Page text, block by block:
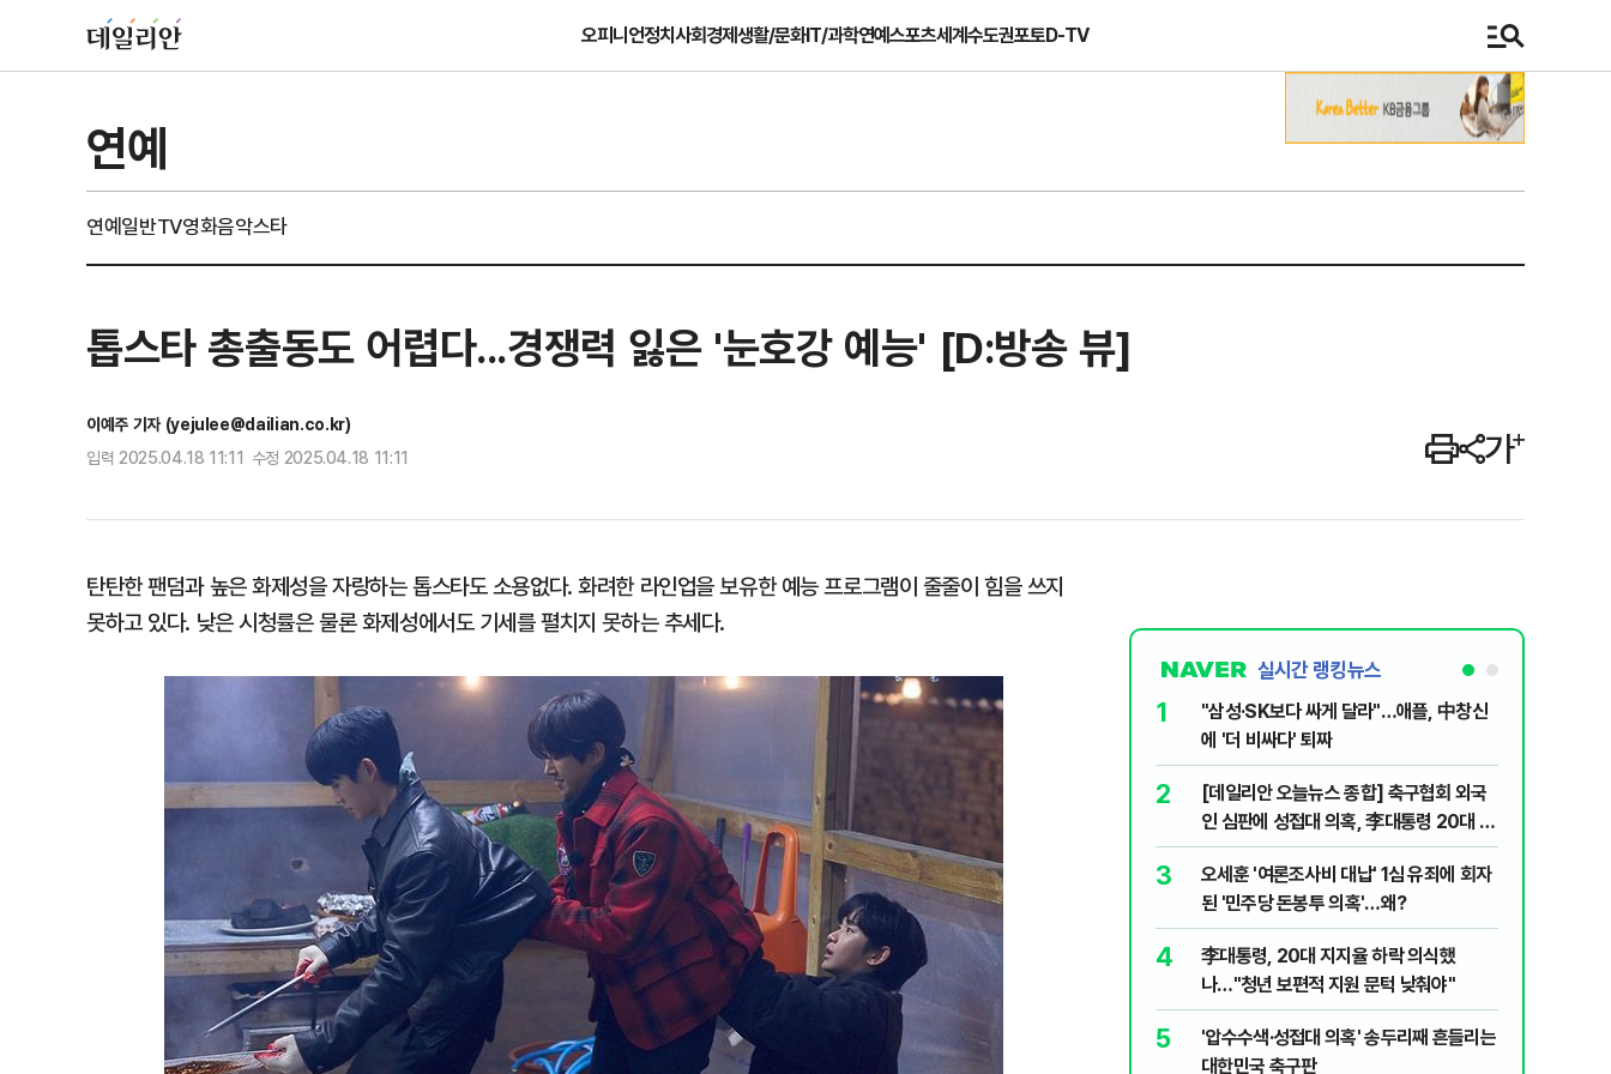
오피니언정치사회경제생활/문화IT/과학연예스포츠세계수도권포토D-TV
연예
연예일반TV영화음악스타
톱스타 총출동도 어렵다...경쟁력 잃은 '눈호강 예능' [D:방송 뷰]
이예주 기자 (yejulee@dailian.co.kr)
입력 2025.04.18 11:11 수정 2025.04.18 11:11
탄탄한 팬덤과 높은 화제성을 자랑하는 톱스타도 소용없다. 화려한 라인업을 보유한 예능 프로그램이 줄줄이 힘을 쓰지
못하고 있다. 낮은 시청률은 물론 화제성에서도 기세를 펼치지 못하는 추세다.
실시간 랭킹뉴스
1
"삼성·SK보다 싸게 달라"…애플, 中창신
에 '더 비싸다' 퇴짜
2
[데일리안 오늘뉴스 종합] 축구협회 외국
인 심판에 성접대 의혹, 李대통령 20대 지
지율 하락 의식했나, 삼전닉스 올인은 금
물, SK하이닉스 프리마켓 시초가 논란 재
점화, 김민석 "과반 승리 가능성 99%" 등
3
오세훈 '여론조사비 대납' 1심 유죄에 회자
된 '민주당 돈봉투 의혹'…왜?
4
李대통령, 20대 지지율 하락 의식했
나…"청년 보편적 지원 문턱 낮춰야"
5
'압수수색·성접대 의혹' 송두리째 흔들리는
대한민국 축구판